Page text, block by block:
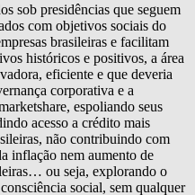
sob presidências que seguem
com objetivos sociais do
brasileiras e facilitam
históricos e positivos, a área
eficiente e que deveria
corporativa e a
espoliando seus
acesso a crédito mais
não contribuindo com
inflação nem aumento de
ou seja, explorando o
social, sem qualquer